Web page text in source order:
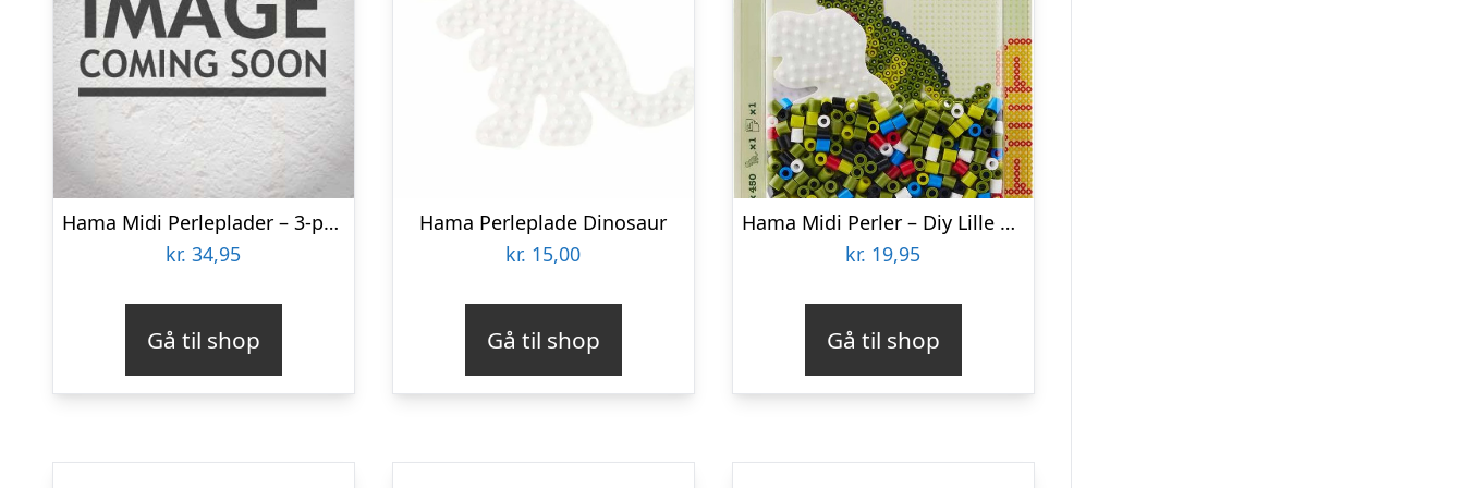
Hama Midi Perleplader – 3-pak – Bil, Dinosaur & Papegøje
kr. 34,95
Gå til shop
Hama Perleplade Dinosaur
kr. 15,00
Gå til shop
Hama Midi Perler – Diy Lille Dinosaur Perleplade Og 450 Perler – 4193
kr. 19,95
Gå til shop